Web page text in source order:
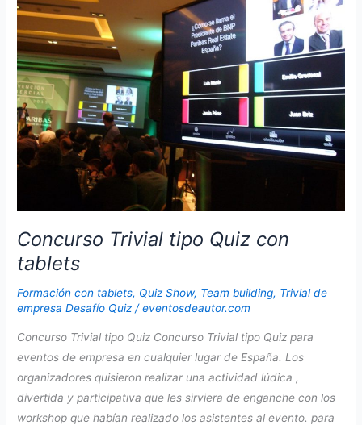
de
empresa
para
eventos.
Concurso Trivial tipo Quiz con
tablets
Formación con tablets, Quiz Show, Team building, Trivial de
empresa Desafío Quiz /eventosdeautor.com
Concurso Trivial tipo Quiz Concurso Trivial tipo Quiz para
eventos de empresa en cualquier lugar de España. Los
organizadores quisieron realizar una actividad lúdica ,
divertida y participativa que les sirviera de enganche con los
workshop que habían realizado los asistentes al evento. para